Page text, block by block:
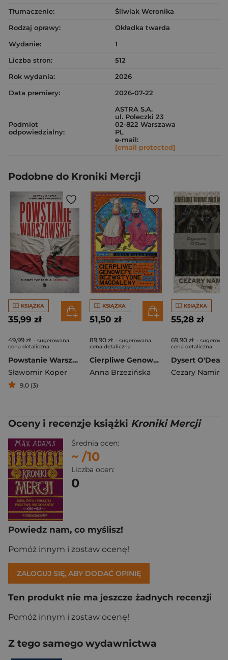
Tłumaczenie:
Śliwiak Weronika
Rodzaj oprawy:
Okładka twarda
Wydanie:
1
Liczba stron:
512
Rok wydania:
2026
Data premiery:
2026-07-22
Podmiot
odpowiedzialny:
ASTRA S.A.
ul. Poleczki 23
02-822 Warszawa
PL
e-mail:
[email protected]
Podobne do Kroniki Mercji
KSIĄŻKA
35,99 zł
49,99 zł - sugerowana
cena detaliczna
Powstanie Warszawskie. Między faktami a legendą
Sławomir Koper
9,0 (3)
KSIĄŻKA
51,50 zł
89,90 zł - sugerowana
cena detaliczna
Cierpliwe Genowefy, bezwstydne Magdaleny
Anna Brzezińska
KSIĄŻKA
55,28 zł
69,90 zł -
cena detaliczna
Cezary
Oceny i recenzje książki Kroniki Mercji
Średnia ocen:
~ /10
Liczba ocen:
0
Powiedz nam, co myślisz!
Pomóż innym i zostaw ocenę!
ZALOGUJ SIĘ, ABY DODAĆ OPINIĘ
Ten produkt nie ma jeszcze żadnych recenzji
Pomóż innym i zostaw ocenę!
Z tego samego wydawnictwa